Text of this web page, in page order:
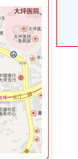
学新学期响“创模
家堡小学爱问问同
户,重庆市渝中区马
卖店地址重庆市马
养GUNKM2616-油
更股权上门服务
职_海门临江新区
策划方案.doc
招商策划方案》
区）-搜百科